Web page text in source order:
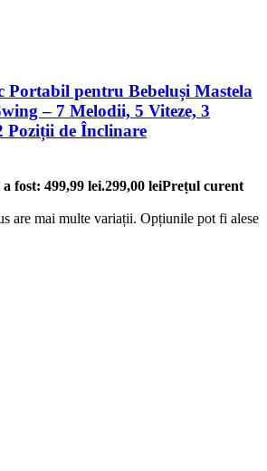
Portabil pentru Bebeluși Mastela
– 7 Melodii, 5 Viteze, 3
Poziții de Înclinare
fost: 499,99 lei.299,00 leiPrețul curent
are mai multe variații. Opțiunile pot fi alese